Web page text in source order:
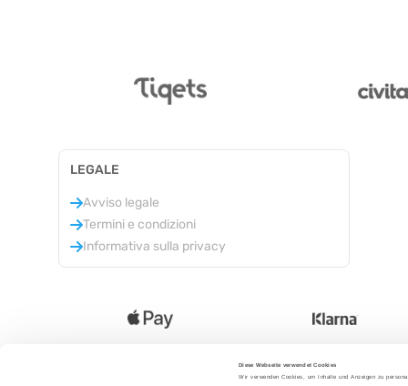
Diese Webseite verwendet Cookies
Wir verwenden Cookies, um Inhalte und Anzeigen zu
LEGALE
Avviso legale
Termini e condizioni
Informativa sulla privacy